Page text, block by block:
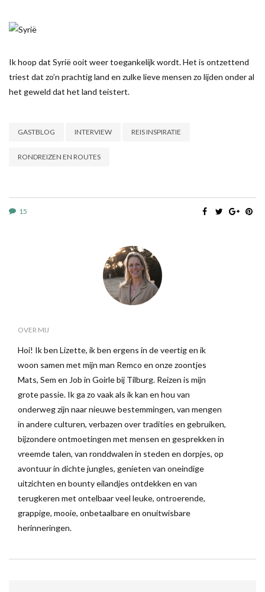
Ik hoop dat Syrië ooit weer toegankelijk wordt. Het is ontzettend
triest dat zo’n prachtig land en zulke lieve mensen zo lijden onder al
het geweld dat het land teistert.
GASTBLOG INTERVIEW REIS INSPIRATIE
RONDREIZEN EN ROUTES
15
OVER MIJ
Hoi! Ik ben Lizette, ik ben ergens in de veertig en ik
woon samen met mijn man Remco en onze zoontjes
Mats, Sem en Job in Goirle bij Tilburg. Reizen is mijn
grote passie. Ik ga zo vaak als ik kan en hou van
onderweg zijn naar nieuwe bestemmingen, van mengen
in andere culturen, verbazen over tradities en gebruiken,
bijzondere ontmoetingen met mensen en gesprekken in
vreemde talen, van ronddwalen in steden en dorpjes, op
avontuur in dichte jungles, genieten van oneindige
uitzichten en bounty eilandjes ontdekken en van
terugkeren met ontelbaar veel leuke, ontroerende,
grappige, mooie, onbetaalbare en onuitwisbare
herinneringen.